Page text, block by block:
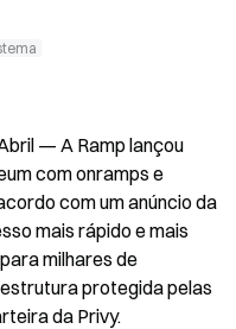
— A Ramp lançou
com onramps e
com um anúncio da
mais rápido e mais
milhares de
protegida pelas
da Privy.